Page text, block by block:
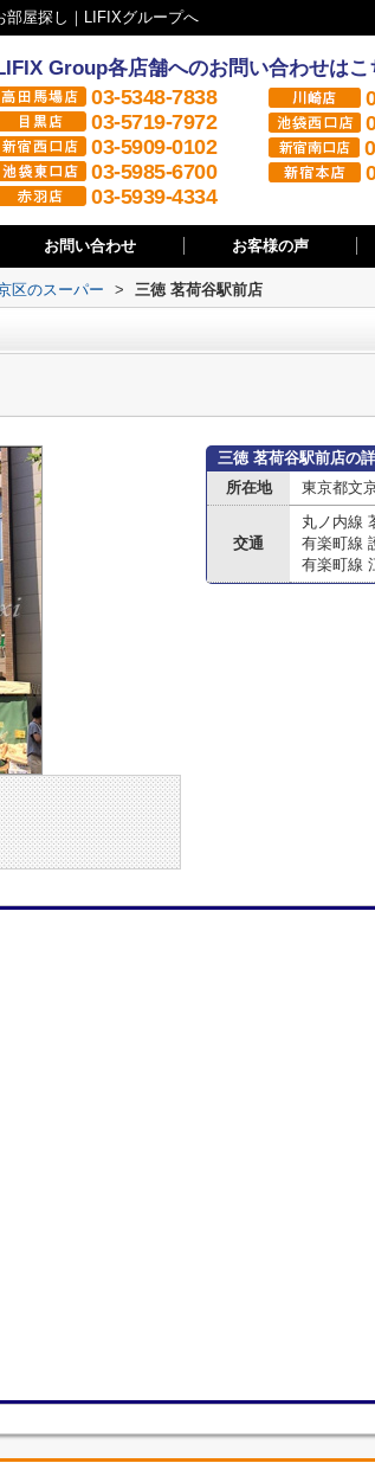
部屋探し｜LIFIXグループへ
Group各店舗へのお問い合わせはこ
03-5348-7838
03-5719-7972
03-5909-0102
03-5985-6700
03-5939-4334
お問い合わせ お客様の声
区のスーパー > 三徳 茗荷谷駅前店
三徳 茗荷谷駅前店の
所在地
東京都文
交通
丸ノ内線
有楽町線
有楽町線